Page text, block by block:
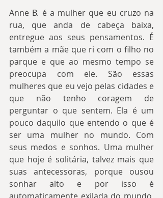
Anne B. é a mulher que eu cruzo na
rua, que anda de cabeça baixa,
entregue aos seus pensamentos. É
também a mãe que ri com o filho no
parque e que ao mesmo tempo se
preocupa com ele. São essas
mulheres que eu vejo pelas cidades e
que não tenho coragem de
perguntar o que sentem. Ela é um
pouco daquilo que entendo o que é
ser uma mulher no mundo. Com
seus medos e sonhos. Uma mulher
que hoje é solitária, talvez mais que
suas antecessoras, porque ousou
sonhar alto e por isso é